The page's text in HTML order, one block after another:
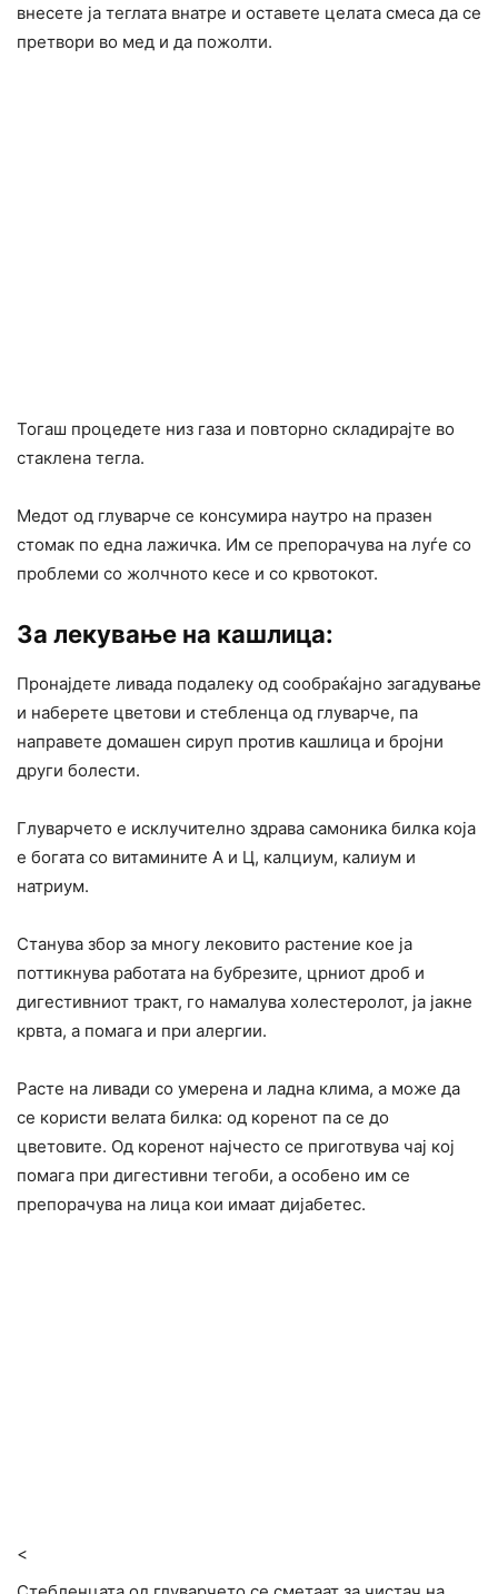
внесете ја теглата внатре и оставете целата смеса да се
претвори во мед и да пожолти.
Тогаш процедете низ газа и повторно складирајте во
стаклена тегла.
Медот од глуварче се консумира наутро на празен
стомак по една лажичка. Им се препорачува на луѓе со
проблеми со жолчното кесе и со крвотокот.
За лекување на кашлица:
Пронајдете ливада подалеку од сообраќајно загадување
и наберете цветови и стебленца од глуварче, па
направете домашен сируп против кашлица и бројни
други болести.
Глуварчето е исклучително здрава самоника билка која
е богата со витамините А и Ц, калциум, калиум и
натриум.
Станува збор за многу лековито растение кое ја
поттикнува работата на бубрезите, црниот дроб и
дигестивниот тракт, го намалува холестеролот, ја јакне
крвта, а помага и при алергии.
Расте на ливади со умерена и ладна клима, а може да
се користи велата билка: од коренот па се до
цветовите. Од коренот најчесто се приготвува чај кој
помага при дигестивни тегоби, а особено им се
препорачува на лица кои имаат дијабетес.
<